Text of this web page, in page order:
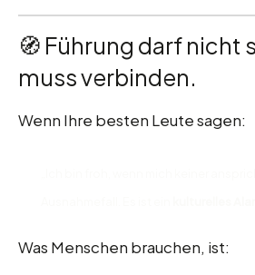
🧭 Führung darf nicht
muss verbinden.
Wenn Ihre besten Leute sagen:
Was Menschen brauchen, ist: